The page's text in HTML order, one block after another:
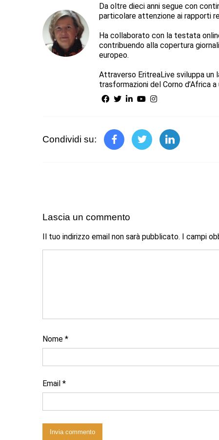
Da oltre dieci anni segue con
particolare attenzione ai rapporti
Ha collaborato con la testata
contribuendo alla copertura
europeo.
Attraverso EritreaLive sviluppa un
trasformazioni del Corno d’Africa
Condividi su:
Lascia un commento
Il tuo indirizzo email non sarà pubblicato. I campi
Nome *
Email *